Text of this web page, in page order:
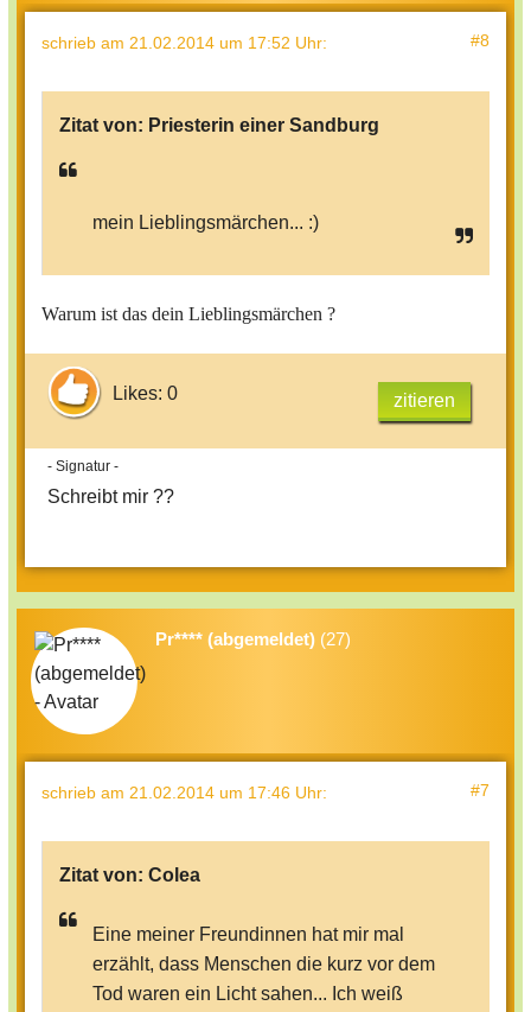
schrieb am 21.02.2014 um 17:52 Uhr: #8
Zitat von: Priesterin einer Sandburg
mein Lieblingsmärchen... :)
Warum ist das dein Lieblingsmärchen ?
Likes: 0 zitieren
- Signatur -
Schreibt mir ??
Pr**** (abgemeldet) (27)
schrieb am 21.02.2014 um 17:46 Uhr: #7
Zitat von: Colea
Eine meiner Freundinnen hat mir mal
erzählt, dass Menschen die kurz vor dem
Tod waren ein Licht sahen... Ich weiß